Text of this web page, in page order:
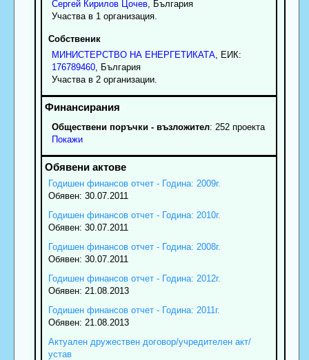
Сергей Кирилов Цочев, България
Участва в 1 организация.
Собственик
МИНИСТЕРСТВО НА ЕНЕРГЕТИКАТА, ЕИК:
176789460, България
Участва в 2 организации.
Обществени поръчки - възложител: 252 проекта
Покажи
Годишен финансов отчет - Година: 2009г.
Обявен: 30.07.2011
Годишен финансов отчет - Година: 2010г.
Обявен: 30.07.2011
Годишен финансов отчет - Година: 2008г.
Обявен: 30.07.2011
Годишен финансов отчет - Година: 2012г.
Обявен: 21.08.2013
Годишен финансов отчет - Година: 2011г.
Обявен: 21.08.2013
Актуален дружествен договор/учредителен акт/
устав